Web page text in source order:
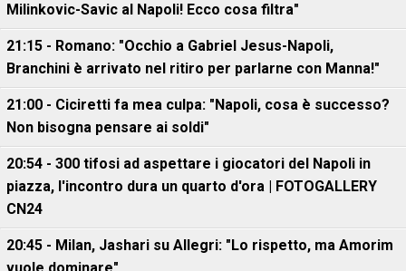
Milinkovic-Savic al Napoli! Ecco cosa filtra"
21:15 - Romano: "Occhio a Gabriel Jesus-Napoli,
Branchini è arrivato nel ritiro per parlarne con Manna!"
21:00 - Ciciretti fa mea culpa: "Napoli, cosa è successo?
Non bisogna pensare ai soldi"
20:54 - 300 tifosi ad aspettare i giocatori del Napoli in
piazza, l'incontro dura un quarto d'ora | FOTOGALLERY
CN24
20:45 - Milan, Jashari su Allegri: "Lo rispetto, ma Amorim